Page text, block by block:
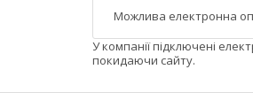
У компанії підключені
покидаючи сайту.